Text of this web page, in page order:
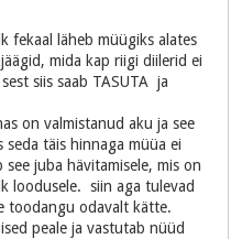
fekaal läheb müügiks alates
mida kap riigi diilerid ei
siis saab TASUTA ja
on valmistanud aku ja see
seda täis hinnaga müüa ei
juba hävitamisele, mis on
loodusele. siin aga tulevad
toodangu odavalt kätte.
peale ja vastutab nüüd